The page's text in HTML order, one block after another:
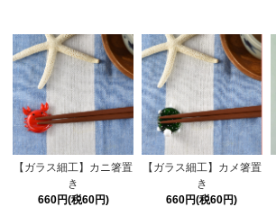
【ガラス細工】カニ箸置
き
660円(税60円)
【ガラス細工】カメ箸置
き
660円(税60円)